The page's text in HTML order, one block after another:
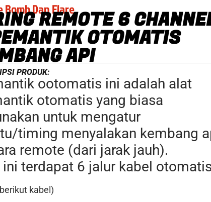
Bomb Dan Flare
REMOTE 6
OTOMATIS
API
PRODUK:
ootomatis ini adalah alat
otomatis yang biasa
untuk mengatur
timing menyalakan kembang
remote (dari jarak jauh).
terdapat 6 jalur kabel
kabel)